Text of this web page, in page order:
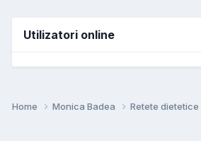
Utilizatori online
Home Monica Badea Retete dietetice